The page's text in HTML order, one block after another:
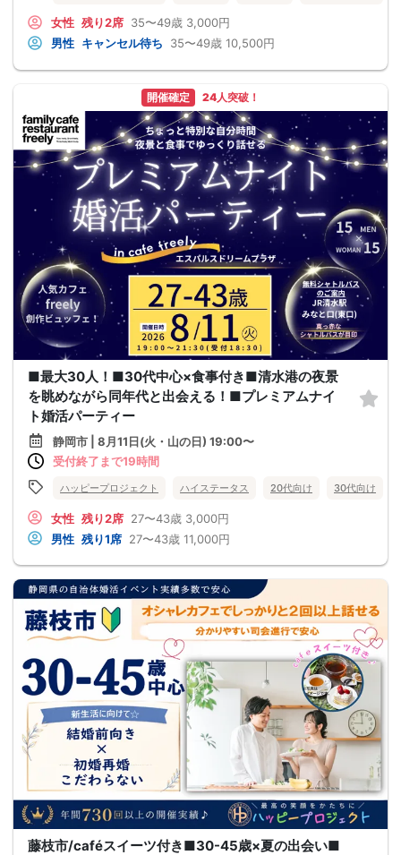
女性 残り2席 35〜49歳 3,000円
男性 キャンセル待ち 35〜49歳 10,500円
開催確定 24人突破！
■最大30人！■30代中心×食事付き■清水港の夜景
を眺めながら同年代と出会える！■プレミアムナイ
ト婚活パーティー
静岡市 | 8月11日(火・山の日) 19:00〜
受付終了まで19時間
ハッピープロジェクト ハイステータス 20代向け 30代向け
女性 残り2席 27〜43歳 3,000円
男性 残り1席 27〜43歳 11,000円
藤枝市/caféスイーツ付き■30-45歳×夏の出会い■